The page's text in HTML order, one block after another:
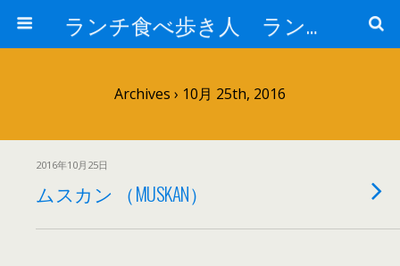
ランチ食べ歩き人 ランチパスポートで美味しいランチ 安い 贅沢 おいしい
Archives › 10月 25th, 2016
2016年10月25日
ムスカン （MUSKAN）